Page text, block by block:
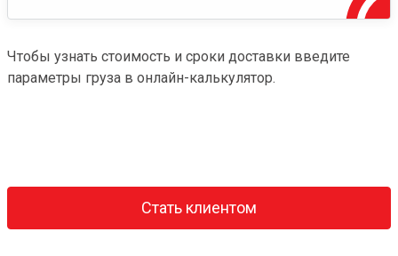
Чтобы узнать стоимость и сроки доставки введите
параметры груза в онлайн-калькулятор.
Стать клиентом